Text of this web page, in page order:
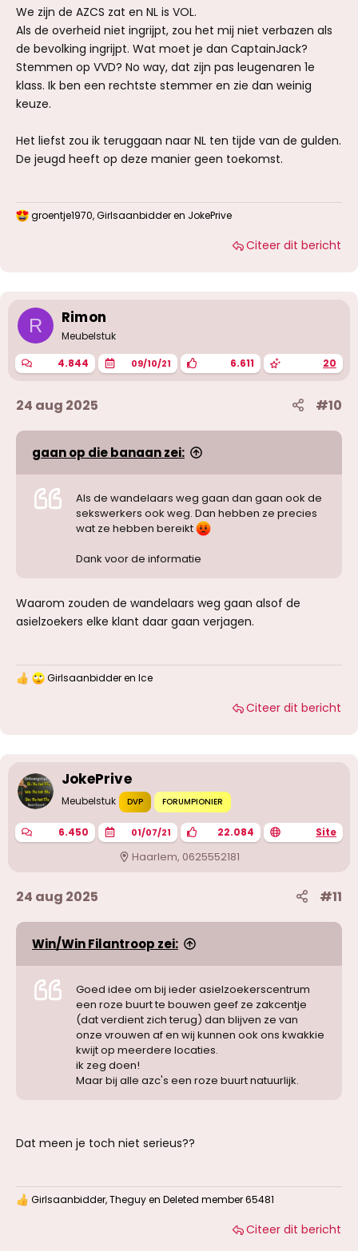
We zijn de AZCS zat en NL is VOL.
Als de overheid niet ingrijpt, zou het mij niet verbazen als
de bevolking ingrijpt. Wat moet je dan CaptainJack?
Stemmen op VVD? No way, dat zijn pas leugenaren 1e
klass. Ik ben een rechtste stemmer en zie dan weinig
keuze.
Het liefst zou ik teruggaan naar NL ten tijde van de gulden.
De jeugd heeft op deze manier geen toekomst.
W
n
g
n
:
groentje1970,Girlsaanbidderen JokePrive
Citeer dit bericht
R Rimon
Meubelstuk
4.844 09/10/21 6.611 20
24 aug 2025 #10
gaan op die banaan zei:
Als de wandelaars weg gaan dan gaan ook de
sekswerkers ook weg. Dan hebben ze precies
wat ze hebben bereikt
Dank voor de informatie
Waarom zouden de wandelaars weg gaan alsof de
asielzoekers elke klant daar gaan verjagen.
W
n
g
n
:
Girlsaanbidderen Ice
Citeer dit bericht
JokePrive
Meubelstuk DVP FORUMPIONIER
6.450 01/07/21 22.084 Site
Haarlem, 0625552181
24 aug 2025 #11
Win/Win Filantroop zei:
Goed idee om bij ieder asielzoekerscentrum
een roze buurt te bouwen geef ze zakcentje
(dat verdient zich terug) dan blijven ze van
onze vrouwen af en wij kunnen ook ons kwakkie
kwijt op meerdere locaties.
ik zeg doen!
Maar bij alle azc's een roze buurt natuurlijk.
Dat meen je toch niet serieus??
W Girlsaanbidder,Theguyen Deleted member 65481
Citeer dit bericht